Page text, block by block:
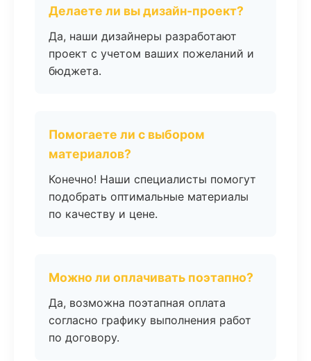
Делаете ли вы дизайн-проект?
Да, наши дизайнеры разработают
проект с учетом ваших пожеланий и
бюджета.
Помогаете ли с выбором
материалов?
Конечно! Наши специалисты помогут
подобрать оптимальные материалы
по качеству и цене.
Можно ли оплачивать поэтапно?
Да, возможна поэтапная оплата
согласно графику выполнения работ
по договору.